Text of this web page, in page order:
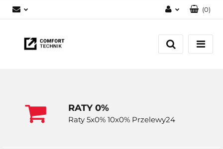
Zaloguj się
Zarejestruj się
(0)
RATY 0%
Raty 5x0% 10x0% Przelewy24